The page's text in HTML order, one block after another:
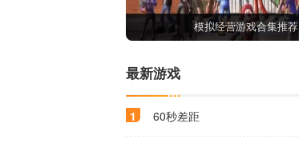
模拟经营游戏合集推荐
最新游戏
1 60秒差距